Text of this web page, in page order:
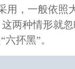
，一般依照
两种情形就
抔黑”。